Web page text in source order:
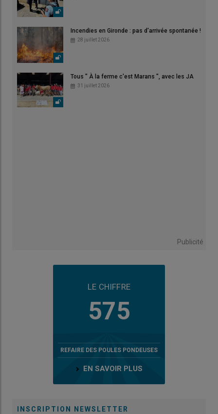
Incendies en Gironde : pas d'arrivée spontanée !
28 juillet 2026
Tous " À la ferme c'est Marans ", avec les JA
31 juillet 2026
Publicité
LE CHIFFRE
575
REFAIRE DES POULES PONDEUSES
EN SAVOIR PLUS
INSCRIPTION NEWSLETTER